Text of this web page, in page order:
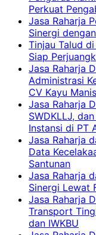
Perkuat
Jasa Raharja
Sinergi
Tinjau Talud
Siap
Jasa Raharja
Administrasi
CV Kayu Manis
Jasa Raharja
SWDKLLJ,
Instansi di PT
Jasa Raharja
Data
Santunan
Jasa Raharja
Sinergi Lewat
Jasa Raharja
Transport
dan IWKBU